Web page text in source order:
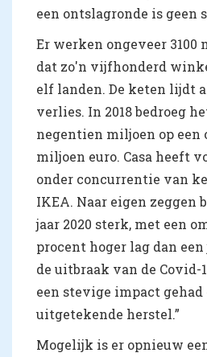
een ontslagronde is geen
Er werken ongeveer 3100
dat zo'n vijfhonderd
elf landen. De keten lijdt
verlies. In 2018 bedroeg
negentien miljoen op een
miljoen euro. Casa heeft
onder concurrentie van
IKEA. Naar eigen zeggen
jaar 2020 sterk, met een
procent hoger lag dan een
de uitbraak van de Covid-
een stevige impact gehad
uitgetekende herstel.”
Mogelijk is er opnieuw